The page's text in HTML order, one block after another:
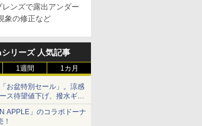
レンズで露出アンダー
象の修正など
リーズ 人気記事
1週間 1カ月
お盆特別セール」。涼感
ス待望値下げ、撥水ギア
APPLE」のコラボドーナ